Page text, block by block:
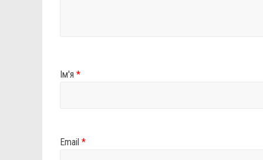
Ім'я *
Email *